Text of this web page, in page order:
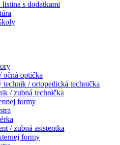
s dodatkami
očná optička
technik / ortopedická technička
/ zubná technička
formy
/ zubná asistentka
formy